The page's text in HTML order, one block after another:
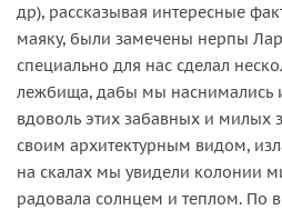
др), рассказывая интересные
маяку, были замечены нерпы
специально для нас сделал
лежбища, дабы мы наснимались
вдоволь этих забавных и милых
своим архитектурным видом,
на скалах мы увидели колонии
радовала солнцем и теплом. По